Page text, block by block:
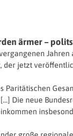
ärmer –
jetzt
Paritätischen
Die neue